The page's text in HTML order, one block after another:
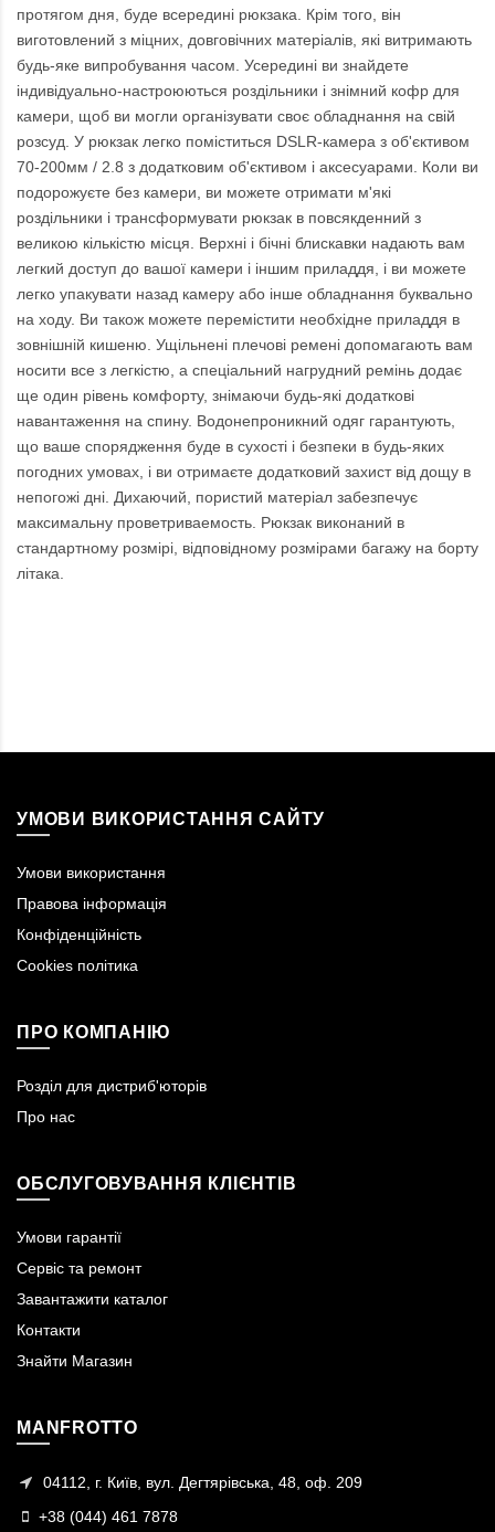
протягом дня, буде всередині рюкзака. Крім того, він
виготовлений з міцних, довговічних матеріалів, які витримають
будь-яке випробування часом. Усередині ви знайдете
індивідуально-настроюються роздільники і знімний кофр для
камери, щоб ви могли організувати своє обладнання на свій
розсуд. У рюкзак легко поміститься DSLR-камера з об'єктивом
70-200мм / 2.8 з додатковим об'єктивом і аксесуарами. Коли ви
подорожуєте без камери, ви можете отримати м'які
роздільники і трансформувати рюкзак в повсякденний з
великою кількістю місця. Верхні і бічні блискавки надають вам
легкий доступ до вашої камери і іншим приладдя, і ви можете
легко упакувати назад камеру або інше обладнання буквально
на ходу. Ви також можете перемістити необхідне приладдя в
зовнішній кишеню. Ущільнені плечові ремені допомагають вам
носити все з легкістю, а спеціальний нагрудний ремінь додає
ще один рівень комфорту, знімаючи будь-які додаткові
навантаження на спину. Водонепроникний одяг гарантують,
що ваше спорядження буде в сухості і безпеки в будь-яких
погодних умовах, і ви отримаєте додатковий захист від дощу в
непогожі дні. Дихаючий, пористий матеріал забезпечує
максимальну проветриваемость. Рюкзак виконаний в
стандартному розмірі, відповідному розмірами багажу на борту
літака.
УМОВИ ВИКОРИСТАННЯ САЙТУ
Умови використання
Правова інформація
Конфіденційність
Cookies політика
ПРО КОМПАНІЮ
Розділ для дистриб'юторів
Про нас
ОБСЛУГОВУВАННЯ КЛІЄНТІВ
Умови гарантії
Сервіс та ремонт
Завантажити каталог
Контакти
Знайти Магазин
MANFROTTO
04112, г. Київ, вул. Дегтярівська, 48, оф. 209
+38 (044) 461 7878